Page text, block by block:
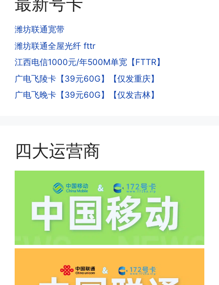
的天数折算到账，次月就会全额到账，留
超出额外扣费哦。
·4.实际扣费月租
答:
(1)首月扣费:电信是首月免费，联通是按
(2)如下几种情况是不返费的:返费前停
机、关机、注销、违章单停、未再专属渠
道首充的情况下都是不能正常返费的并且
逾期不可补返费。
·5.我的返费为什么还没有到?
加活动充值，其次是否状态是否一直保持
如以上都正常就联系平台客服单独查询。
人。他们是用专业设备插手机卡打的，所
以会经常换卡槽换设备。所以基于这些特
点，运营商系统会识别到，如果你有类似
的异常使用行为，就会让你二次认证。二
次认证是为了证明你本人在使用这张卡。
一般二次认证的流程是本人使用这张卡的
流量，通过运营商链接刷人脸，拍身份证
件，来证明是本人在使用。具体可以网上
潍坊联通宽带
潍坊联通全屋光纤 fttr
江西电信1000元/年500M单宽【FTTR】
广电飞陵卡【39元60G】【仅发重庆】
广电飞晚卡【39元60G】【仅发吉林】
四大运营商